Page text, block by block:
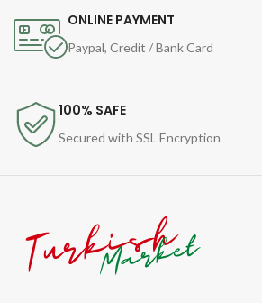
ONLINE PAYMENT
Paypal, Credit / Bank Card
100% SAFE
Secured with SSL Encryption